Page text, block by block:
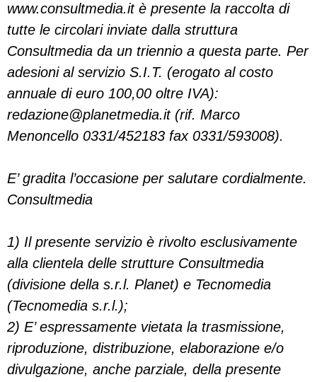
www.consultmedia.it è presente la raccolta di
tutte le circolari inviate dalla struttura
Consultmedia da un triennio a questa parte. Per
adesioni al servizio S.I.T. (erogato al costo
annuale di euro 100,00 oltre IVA):
redazione@planetmedia.it(rif. Marco
Menoncello 0331/452183 fax 0331/593008).
E’ gradita l’occasione per salutare cordialmente.
Consultmedia
1) Il presente servizio è rivolto esclusivamente
alla clientela delle strutture Consultmedia
(divisione della s.r.l. Planet) e Tecnomedia
(Tecnomedia s.r.l.);
2) E’ espressamente vietata la trasmissione,
riproduzione, distribuzione, elaborazione e/o
divulgazione, anche parziale, della presente